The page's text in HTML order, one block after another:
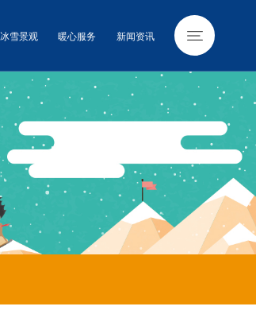
冰雪景观 暖心服务 新闻资讯